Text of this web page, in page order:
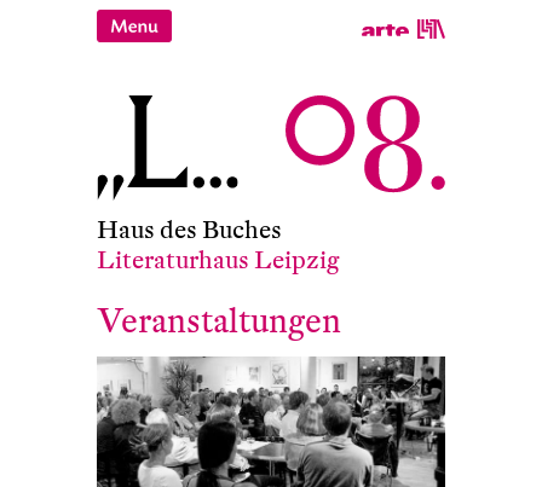
Haus des Buches
Literaturhaus Leipzig
Veranstaltungen